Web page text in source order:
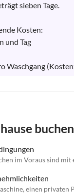
sieben Tage.
Kosten:
und Tag
Waschgang
im Voraus sind mit
einen privaten